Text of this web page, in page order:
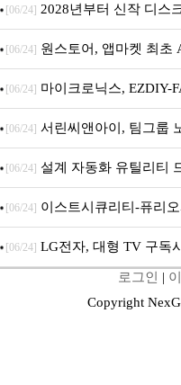
개막... 22일간 진행
[06/24] 2028년부터 신작 디스
문 추가
[06/24] 원스토어, 앱마켓 최초
[06/24] 마이크로닉스, EZDIY-
시
[06/24] 서린씨앤아이, 팀그룹
5600MHz 16GB 출시
[06/24] 설계 자동화 유틸리티
무상 배포
[06/24] 이스트시큐리티-퓨리
세대 AI 보안 플랫폼 구축
[06/24] LG전자, 대형 TV 구독
로그인 |
Copyright